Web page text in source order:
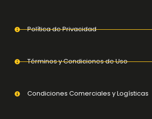
Política de Privacidad
Términos y Condiciones de Uso
Condiciones Comerciales y Logísticas